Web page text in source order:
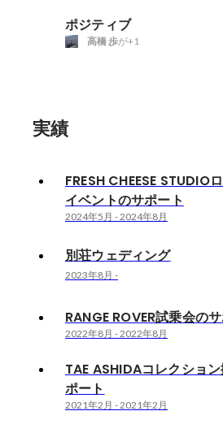
ポジティブ
高橋 歩が+1
実績
FRESH CHEESE STUDIO
イベントのサポート
2024年5月 -2024年8月
別荘ウェディング
2023年8月 -
RANGE ROVER試乗会の
2022年8月 -2022年8月
TAE ASHIDAコレクショ
ポート
2021年2月 -2021年2月